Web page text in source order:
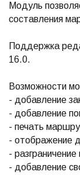
Модуль
составления
Поддержка
16.0.
Возможности
- добавление
- добавление
- печать
- отображение
-
- добавление